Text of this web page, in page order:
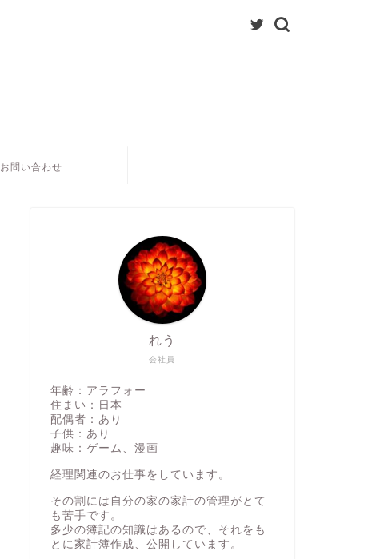
お問い合わせ
会社員
れう
年齢：アラフォー
住まい：日本
配偶者：あり
子供：あり
趣味：ゲーム、漫画
経理関連のお仕事をしています。
その割には自分の家の家計の管理がとて
も苦手です。
多少の簿記の知識はあるので、それをも
とに家計簿作成、公開しています。